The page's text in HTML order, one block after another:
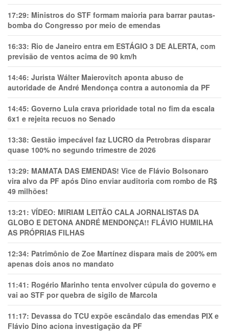
17:29: Ministros do STF formam maioria para barrar pautas-
bomba do Congresso por meio de emendas
16:33: Rio de Janeiro entra em ESTÁGIO 3 DE ALERTA, com
previsão de ventos acima de 90 km/h
14:46: Jurista Wálter Maierovitch aponta abuso de
autoridade de André Mendonça contra a autonomia da PF
14:45: Governo Lula crava prioridade total no fim da escala
6x1 e rejeita recuos no Senado
13:38: Gestão impecável faz LUCRO da Petrobras disparar
quase 100% no segundo trimestre de 2026
13:29: MAMATA DAS EMENDAS! Vice de Flávio Bolsonaro
vira alvo da PF após Dino enviar auditoria com rombo de R$
49 milhões!
13:21: VÍDEO: MIRIAM LEITÃO CALA JORNALISTAS DA
GLOBO E DETONA ANDRÉ MENDONÇA!! FLÁVIO HUMILHA
AS PRÓPRIAS FILHAS
12:34: Patrimônio de Zoe Martínez dispara mais de 200% em
apenas dois anos no mandato
11:41: Rogério Marinho tenta envolver cúpula do governo e
vai ao STF por quebra de sigilo de Marcola
11:17: Devassa do TCU expõe escândalo das emendas PIX e
Flávio Dino aciona investigação da PF